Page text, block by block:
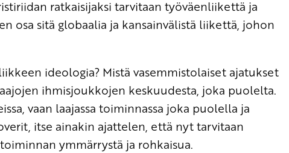
ratkaisijaksi tarvitaan työväenliikettä ja
osa sitä globaalia ja kansainvälistä liikettä, johon
ideologia? Mistä vasemmistolaiset ajatukset
ihmisjoukkojen keskuudesta, joka puolelta.
vaan laajassa toiminnassa joka puolella ja
itse ainakin ajattelen, että nyt tarvitaan
ymmärrystä ja rohkaisua.